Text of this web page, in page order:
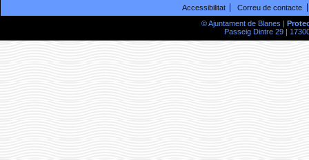
Accessibilitat
Correu de contacte
© Ajuntament de Blanes |
Passeig Dintre 29 |